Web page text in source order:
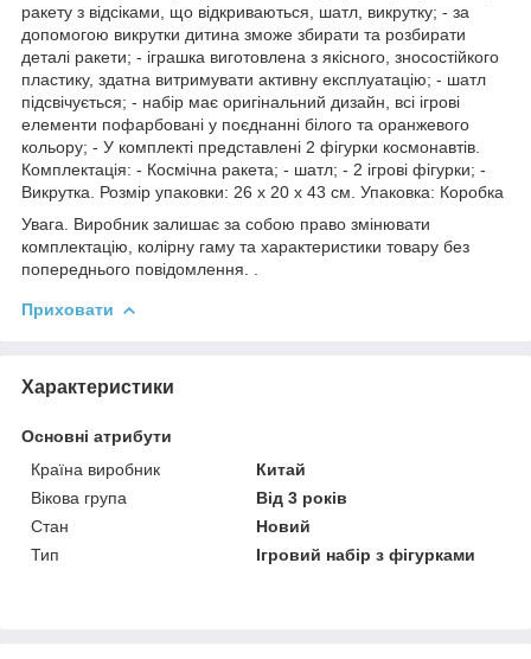
ракету з відсіками, що відкриваються, шатл, викрутку; - за
допомогою викрутки дитина зможе збирати та розбирати
деталі ракети; - іграшка виготовлена з якісного, зносостійкого
пластику, здатна витримувати активну експлуатацію; - шатл
підсвічується; - набір має оригінальний дизайн, всі ігрові
елементи пофарбовані у поєднанні білого та оранжевого
кольору; - У комплекті представлені 2 фігурки космонавтів.
Комплектація: - Космічна ракета; - шатл; - 2 ігрові фігурки; -
Викрутка. Розмір упаковки: 26 х 20 х 43 см. Упаковка: Коробка
Увага. Виробник залишає за собою право змінювати
комплектацію, колірну гаму та характеристики товару без
попереднього повідомлення. .
Приховати
Характеристики
Основні атрибути
Країна виробник
Китай
Вікова група
Від 3 років
Стан
Новий
Тип
Ігровий набір з фігурками